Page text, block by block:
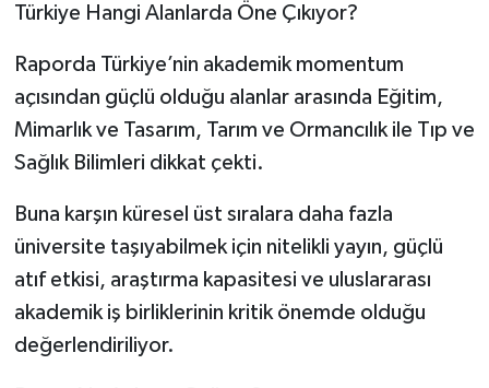
Türkiye Hangi Alanlarda Öne Çıkıyor?
Raporda Türkiye’nin akademik momentum
açısından güçlü olduğu alanlar arasında Eğitim,
Mimarlık ve Tasarım, Tarım ve Ormancılık ile Tıp ve
Sağlık Bilimleri dikkat çekti.
Buna karşın küresel üst sıralara daha fazla
üniversite taşıyabilmek için nitelikli yayın, güçlü
atıf etkisi, araştırma kapasitesi ve uluslararası
akademik iş birliklerinin kritik önemde olduğu
değerlendiriliyor.